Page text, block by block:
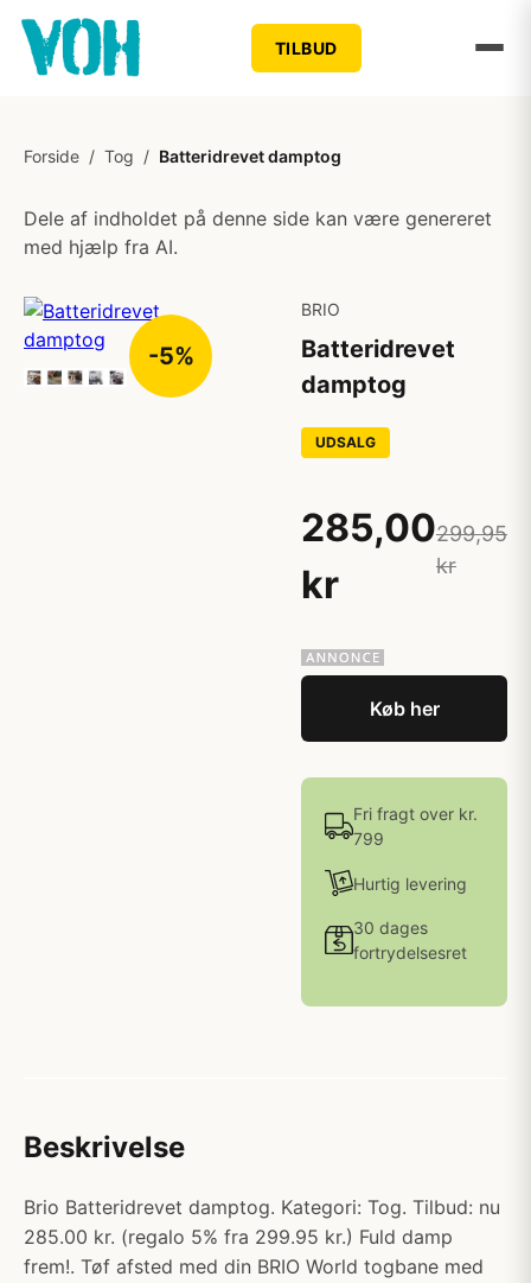
TILBUD
Forside / Tog / Batteridrevet damptog
Dele af indholdet på denne side kan være genereret
med hjælp fra AI.
-5%
BRIO
Batteridrevet
damptog
UDSALG
285,00
kr
299,95
kr
Køb her
Fri fragt over kr.
799
Hurtig levering
30 dages
fortrydelsesret
Beskrivelse
Brio Batteridrevet damptog. Kategori: Tog. Tilbud: nu
285.00 kr. (regalo 5% fra 299.95 kr.) Fuld damp
frem!. Tøf afsted med din BRIO World togbane med